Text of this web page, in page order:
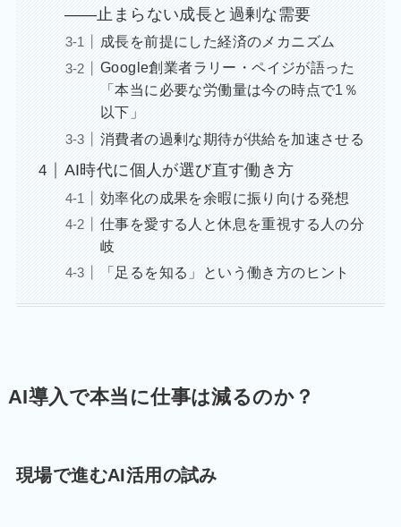
――止まらない成長と過剰な需要
成長を前提にした経済のメカニズム
Google創業者ラリー・ペイジが語った
「本当に必要な労働量は今の時点で1％
以下」
消費者の過剰な期待が供給を加速させる
AI時代に個人が選び直す働き方
効率化の成果を余暇に振り向ける発想
仕事を愛する人と休息を重視する人の分
岐
「足るを知る」という働き方のヒント
AI導入で本当に仕事は減るのか？
現場で進むAI活用の試み